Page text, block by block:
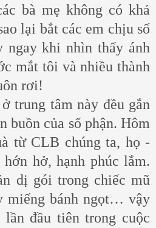
bà mẹ không có khả
lại bắt các em chịu số
ngay khi nhìn thấy ánh
mắt tôi và nhiều thành
rơi!
tâm này đều gắn
buồn của số phận. Hôm
từ CLB chúng ta, họ -
hở, hạnh phúc lắm.
dị gói trong chiếc mũ
miếng bánh ngọt… vậy
đầu tiên trong cuộc